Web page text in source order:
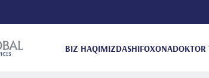
BIZ HAQIMIZDASHIFOXONADOKTOR